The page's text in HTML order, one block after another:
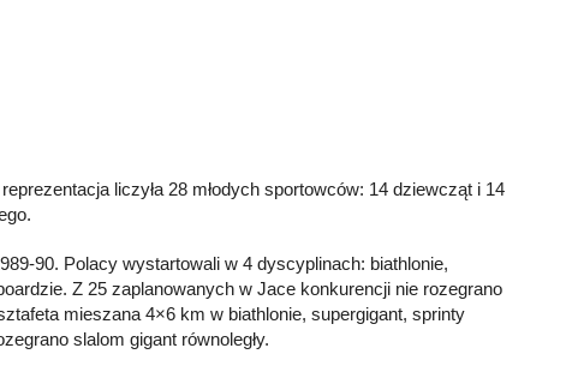
liczyła 28 młodych sportowców: 14 dziewcząt i 14
90. Polacy wystartowali w 4 dyscyplinach: biathlonie,
Z 25 zaplanowanych w Jace konkurencji nie rozegrano
mieszana 4×6 km w biathlonie, supergigant, sprinty
slalom gigant równoległy.